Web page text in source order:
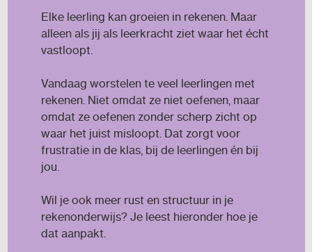
Elke leerling kan groeien in rekenen. Maar
alleen als jij als leerkracht ziet waar het écht
vastloopt.
Vandaag worstelen te veel leerlingen met
rekenen. Niet omdat ze niet oefenen, maar
omdat ze oefenen zonder scherp zicht op
waar het juist misloopt. Dat zorgt voor
frustratie in de klas, bij de leerlingen én bij
jou.
Wil je ook meer rust en structuur in je
rekenonderwijs? Je leest hieronder hoe je
dat aanpakt.